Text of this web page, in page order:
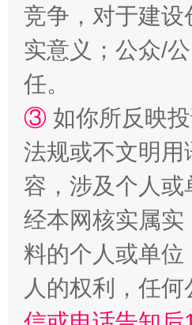
扯下公款旅游的“隐身衣
竞争，对于建
实意义；公众/
任。
③ 如你所反映
法规或不文明
容，涉及个人
经本网核实属
料的个人或单
人的权利，任